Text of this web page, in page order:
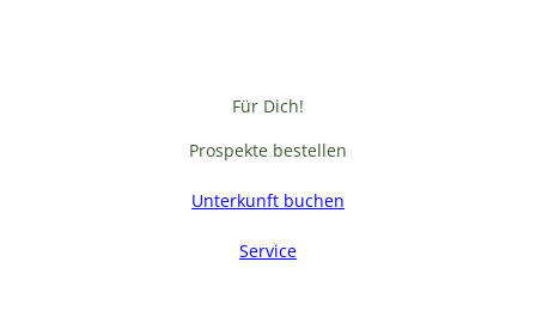
Für Dich!
Prospekte bestellen
Unterkunft buchen
Service